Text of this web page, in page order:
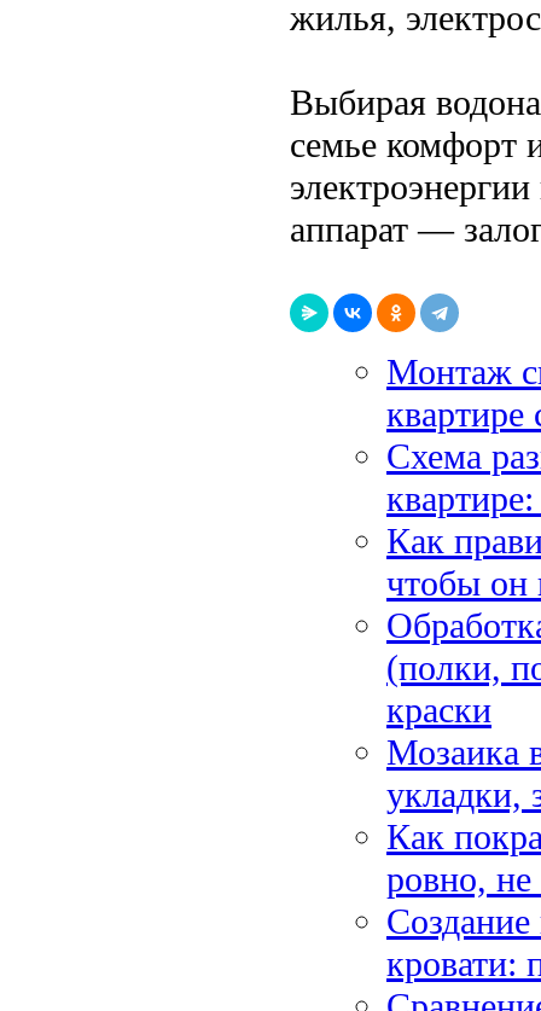
жилья,
Выбирая
семье комфорт
аппарат —
Монтаж
Схема
Как
чтобы он
(полки,
краски
Мозаика
укладки,
Как
ровно, не
кровати: